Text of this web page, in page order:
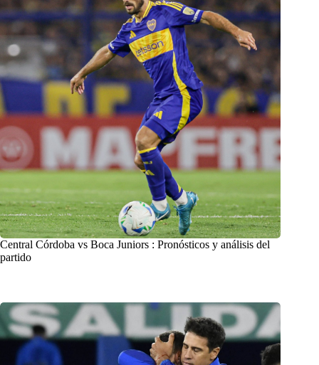
Central Córdoba vs Boca Juniors : Pronósticos y análisis del
partido